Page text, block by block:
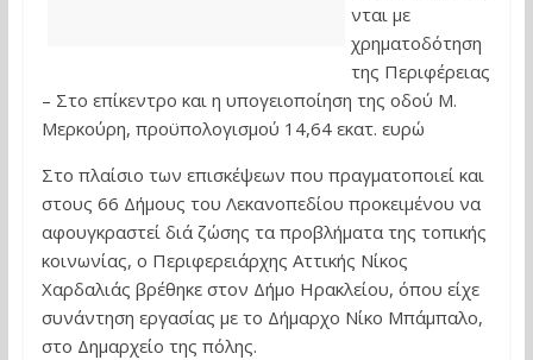
νται με
χρηματοδότηση
της Περιφέρειας
– Στο επίκεντρο και η υπογειοποίηση της οδού Μ.
Μερκούρη, προϋπολογισμού 14,64 εκατ. ευρώ
Στο πλαίσιο των επισκέψεων που πραγματοποιεί και
στους 66 Δήμους του Λεκανοπεδίου προκειμένου να
αφουγκραστεί διά ζώσης τα προβλήματα της τοπικής
κοινωνίας, ο Περιφερειάρχης Αττικής Νίκος
Χαρδαλιάς βρέθηκε στον Δήμο Ηρακλείου, όπου είχε
συνάντηση εργασίας με το Δήμαρχο Νίκο Μπάμπαλο,
στο Δημαρχείο της πόλης.